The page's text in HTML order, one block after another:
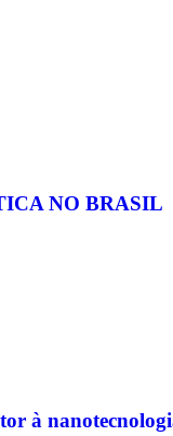
NO BRASIL
à